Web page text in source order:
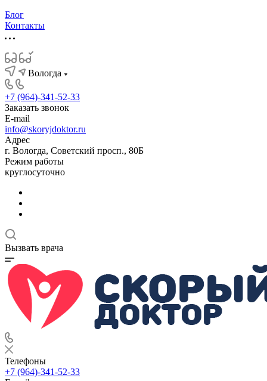
Блог
Контакты
Вологда
+7 (964)-341-52-33
Заказать звонок
E-mail
info@skoryjdoktor.ru
Адрес
г. Вологда, Советский просп., 80Б
Режим работы
круглосуточно
Вызвать врача
Телефоны
+7 (964)-341-52-33